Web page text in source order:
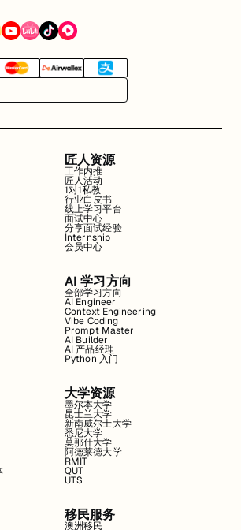
匠人资源
工作内推
匠人活动
1对1私教
行业白皮书
线上学习平台
面试中心
分享面试经验
Internship
会员中心
AI 学习方向
全部学习方向
AI Engineer
Context Engineering
Vibe Coding
Prompt Master
AI Builder
AI 产品经理
Python 入门
大学资源
墨尔本大学
昆士兰大学
新南威尔士大学
悉尼大学
莫那什大学
阿德莱德大学
RMIT
QUT
UTS
移民服务
澳洲移民